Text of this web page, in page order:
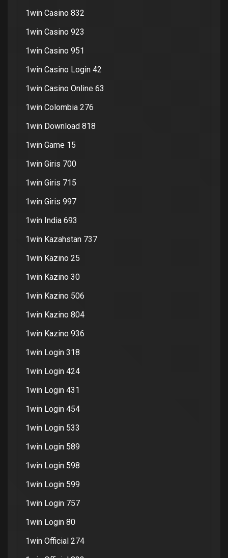
1win Casino 832
1win Casino 923
1win Casino 951
1win Casino Login 42
1win Casino Online 63
1win Colombia 276
1win Download 818
1win Game 15
1win Giris 700
1win Giris 715
1win Giris 997
1win India 693
1win Kazahstan 737
1win Kazino 25
1win Kazino 30
1win Kazino 506
1win Kazino 804
1win Kazino 936
1win Login 318
1win Login 424
1win Login 431
1win Login 454
1win Login 533
1win Login 589
1win Login 598
1win Login 599
1win Login 757
1win Login 80
1win Official 274